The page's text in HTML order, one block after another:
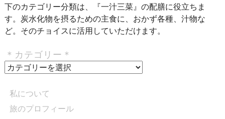
下のカテゴリー分類は、『一汁三菜』の配膳に役立ちま
す。炭水化物を摂るための主食に、おかず各種、汁物な
ど。そのチョイスに活用していただけます。
＊カテゴリー＊
＊
テ
ゴ
リ
私について
旅のプロフィール